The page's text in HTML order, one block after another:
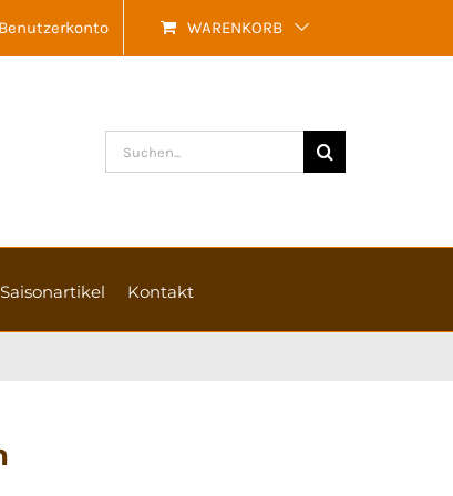
WARENKORB
Suche
nach:
Saisonartikel Kontakt